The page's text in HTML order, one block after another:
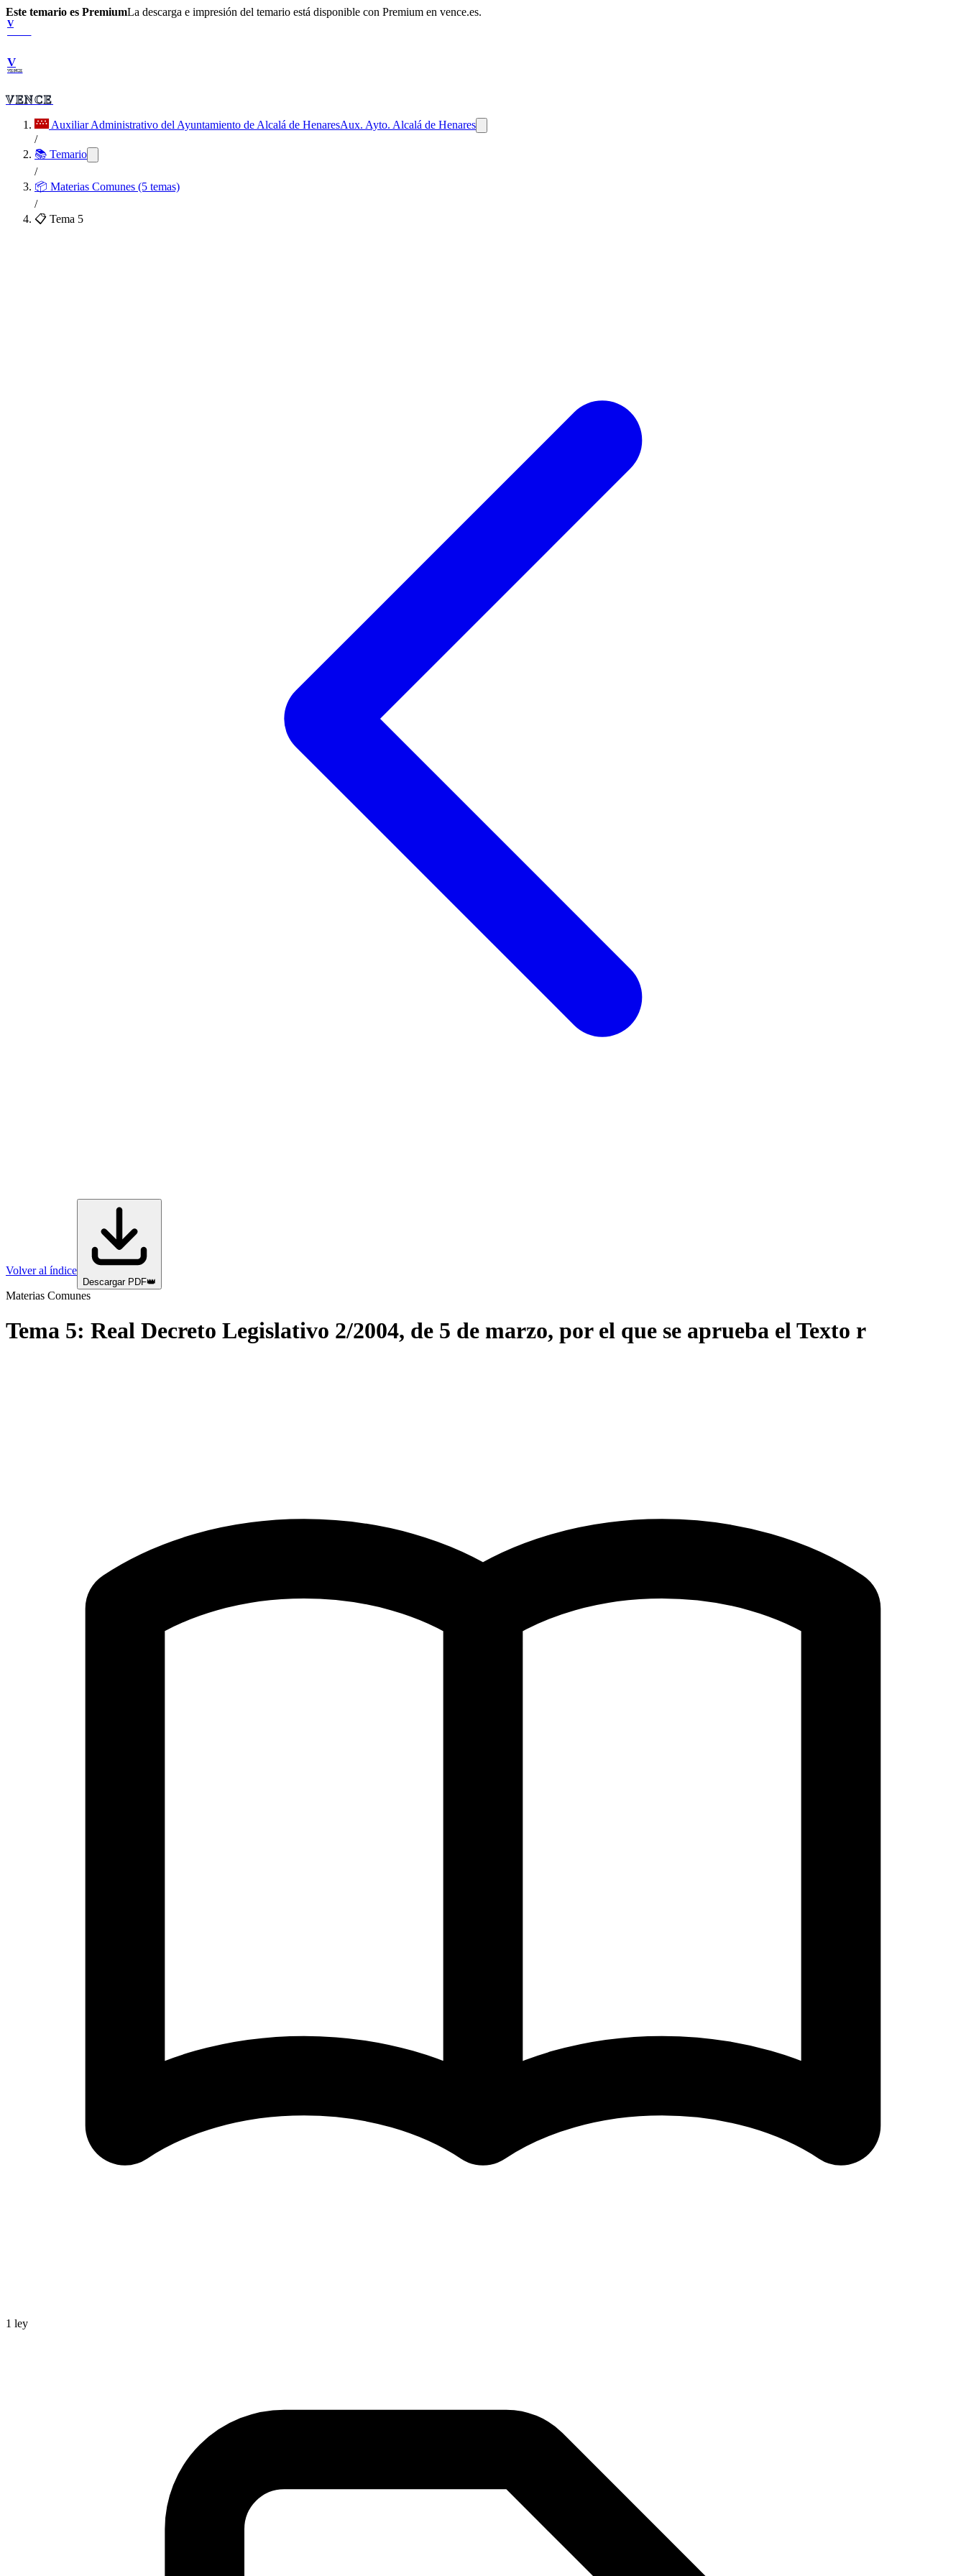
Este temario es PremiumLa descarga e impresión del temario está disponible con Premium en vence.es.
V
V
VENCE
VENCE
Auxiliar Administrativo del Ayuntamiento de Alcalá de HenaresAux. Ayto. Alcalá de Henares
/
📚 Temario
/
📦 Materias Comunes (5 temas)
/
📋 Tema 5
Volver al índice
Descargar PDF👑
Materias Comunes
Tema 5: Real Decreto Legislativo 2/2004, de 5 de marzo, por el que se aprueba el Texto r
1 ley